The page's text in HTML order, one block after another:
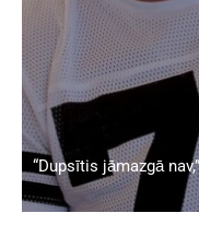
“Dupsītis jāmazgā